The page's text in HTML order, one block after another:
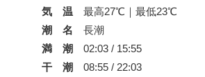
気 温
最高27℃｜最低23℃
潮 名
長潮
満 潮
02:03 / 15:55
干 潮
08:55 / 22:03